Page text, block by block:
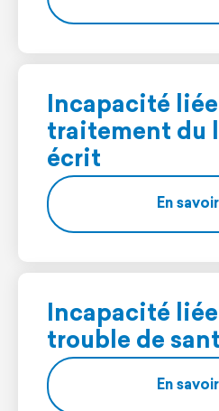
Incapacité liée
traitement du
écrit
En
Incapacité liée
trouble de
En